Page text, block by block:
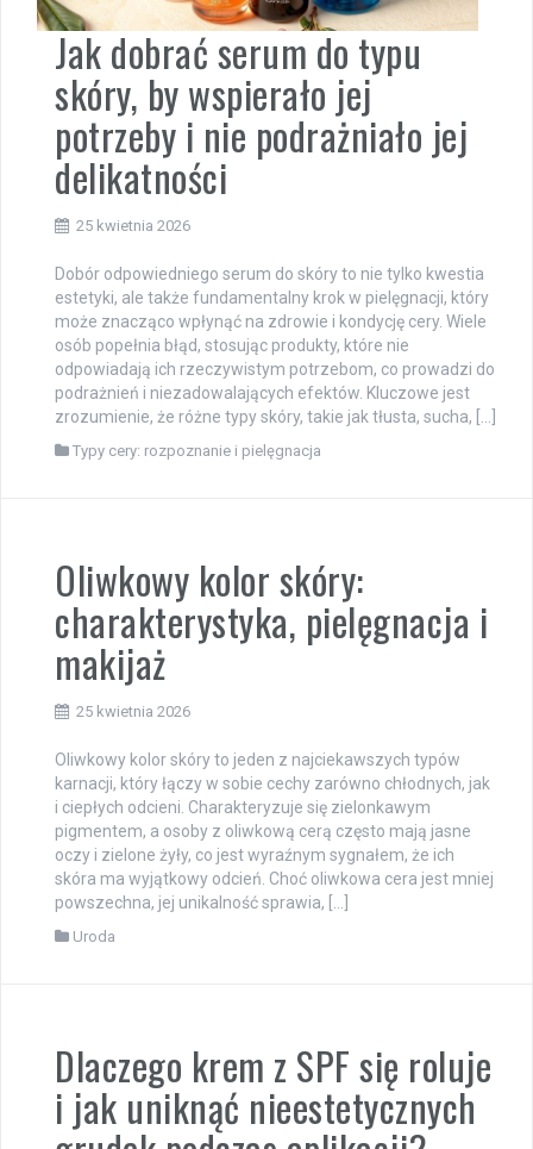
Jak dobrać serum do typu
skóry, by wspierało jej
potrzeby i nie podrażniało jej
delikatności
25 kwietnia 2026
Dobór odpowiedniego serum do skóry to nie tylko kwestia
estetyki, ale także fundamentalny krok w pielęgnacji, który
może znacząco wpłynąć na zdrowie i kondycję cery. Wiele
osób popełnia błąd, stosując produkty, które nie
odpowiadają ich rzeczywistym potrzebom, co prowadzi do
podrażnień i niezadowalających efektów. Kluczowe jest
zrozumienie, że różne typy skóry, takie jak tłusta, sucha, […]
Typy cery: rozpoznanie i pielęgnacja
Oliwkowy kolor skóry:
charakterystyka, pielęgnacja i
makijaż
25 kwietnia 2026
Oliwkowy kolor skóry to jeden z najciekawszych typów
karnacji, który łączy w sobie cechy zarówno chłodnych, jak
i ciepłych odcieni. Charakteryzuje się zielonkawym
pigmentem, a osoby z oliwkową cerą często mają jasne
oczy i zielone żyły, co jest wyraźnym sygnałem, że ich
skóra ma wyjątkowy odcień. Choć oliwkowa cera jest mniej
powszechna, jej unikalność sprawia, […]
Uroda
Dlaczego krem z SPF się roluje
i jak uniknąć nieestetycznych